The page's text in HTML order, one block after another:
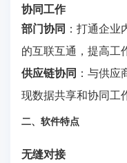
协同工作
部门协同 ：打通企
的互联互通，提高工
供应链协同 ：与供
现数据共享和协同工
二、软件特点
无缝对接